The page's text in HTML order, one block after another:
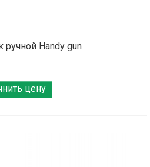
ручной Handy gun
цену